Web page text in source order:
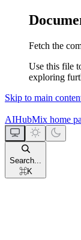
Fetch the
Use this file
exploring
Skip to main
AIHubMix home
Search...
⌘K